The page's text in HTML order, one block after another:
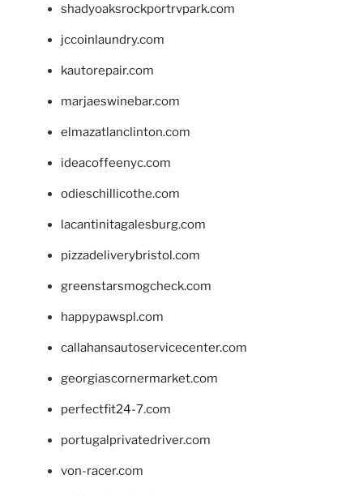
shadyoaksrockportrvpark.com
jccoinlaundry.com
kautorepair.com
marjaeswinebar.com
elmazatlanclinton.com
ideacoffeenyc.com
odieschillicothe.com
lacantinitagalesburg.com
pizzadeliverybristol.com
greenstarsmogcheck.com
happypawspl.com
callahansautoservicecenter.com
georgiascornermarket.com
perfectfit24-7.com
portugalprivatedriver.com
von-racer.com